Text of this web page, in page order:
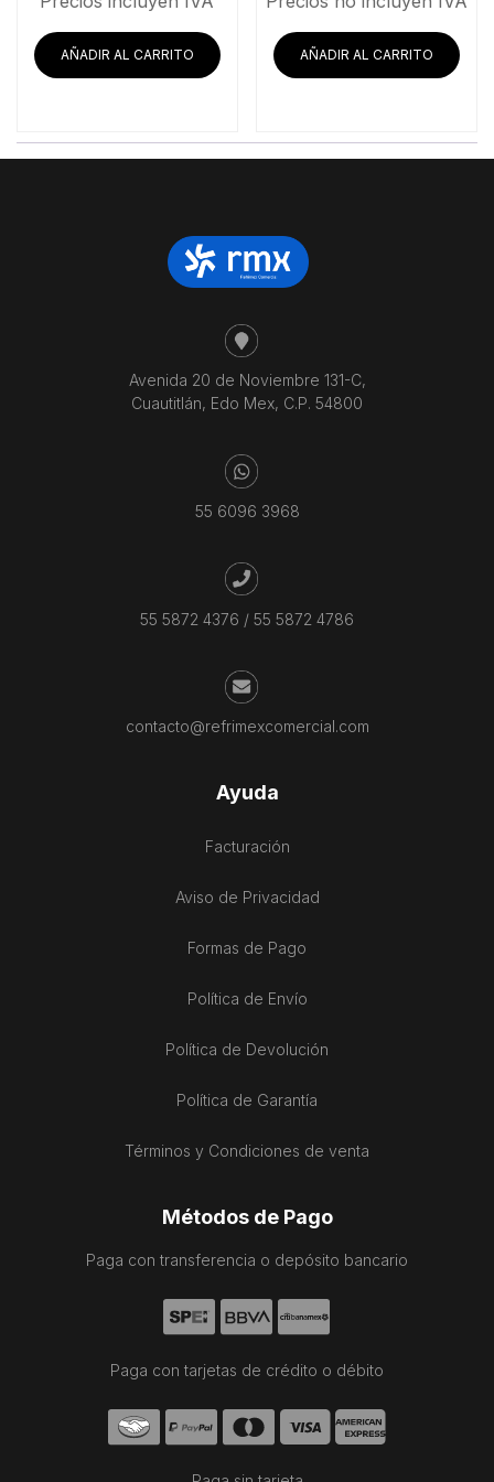
AÑADIR AL CARRITO
era:
$2,071.55.
es:
AÑADIR AL CARRITO
Avenida 20 de Noviembre 131-C,
Cuautitlán, Edo Mex, C.P. 54800
55 6096 3968
55 5872 4376 / 55 5872 4786
contacto@refrimexcomercial.com
Ayuda
Facturación
Aviso de Privacidad
Formas de Pago
Política de Envío
Política de Devolución
Política de Garantía
Términos y Condiciones de venta
Métodos de Pago
Paga con transferencia o depósito bancario
Paga con tarjetas de crédito o débito